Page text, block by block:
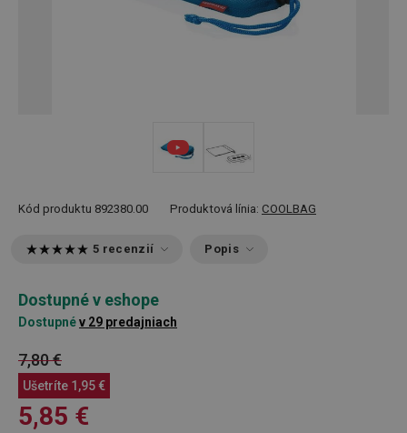
Kód produktu 892380.00 Produktová línia: COOLBAG
5 recenzií Popis
Dostupné v eshope
Dostupnév 29 predajniach
7,80 €
Ušetríte 1,95 €
5,85 €